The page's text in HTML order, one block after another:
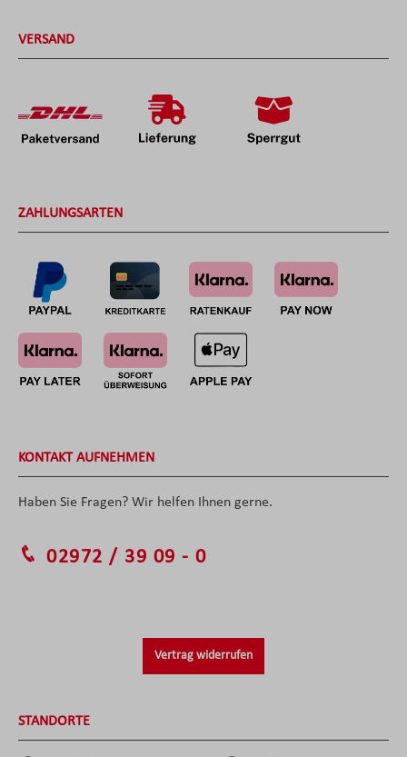
VERSAND
ZAHLUNGSARTEN
KONTAKT AUFNEHMEN
Haben Sie Fragen? Wir helfen Ihnen gerne.
02972 / 39 09 - 0
Vertrag widerrufen
STANDORTE